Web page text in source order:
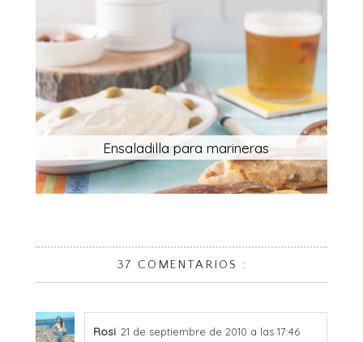
Ensaladilla para marineras
37 COMENTARIOS :
Rosi 21 de septiembre de 2010 a las 17:46